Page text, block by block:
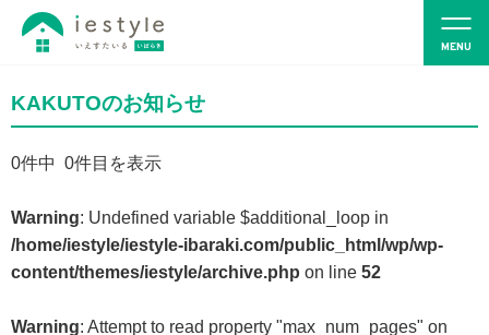
KAKUTOのお知らせ
0件中 0件目を表示
Warning: Undefined variable $additional_loop in
/home/iestyle/iestyle-ibaraki.com/public_html/wp/wp-
content/themes/iestyle/archive.php on line 52
Warning: Attempt to read property "max_num_pages" on